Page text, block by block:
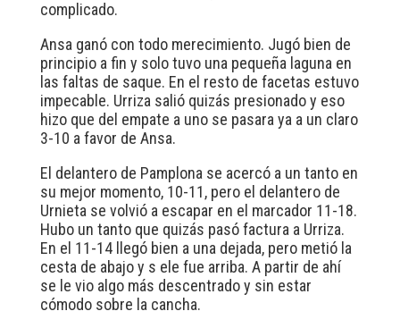
complicado.
Ansa ganó con todo merecimiento. Jugó bien de
principio a fin y solo tuvo una pequeña laguna en
las faltas de saque. En el resto de facetas estuvo
impecable. Urriza salió quizás presionado y eso
hizo que del empate a uno se pasara ya a un claro
3-10 a favor de Ansa.
El delantero de Pamplona se acercó a un tanto en
su mejor momento, 10-11, pero el delantero de
Urnieta se volvió a escapar en el marcador 11-18.
Hubo un tanto que quizás pasó factura a Urriza.
En el 11-14 llegó bien a una dejada, pero metió la
cesta de abajo y s ele fue arriba. A partir de ahí
se le vio algo más descentrado y sin estar
cómodo sobre la cancha.